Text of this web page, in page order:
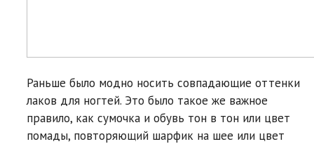
Раньше было модно носить совпадающие оттенки
лаков для ногтей. Это было такое же важное
правило, как сумочка и обувь тон в тон или цвет
помады, повторяющий шарфик на шее или цвет